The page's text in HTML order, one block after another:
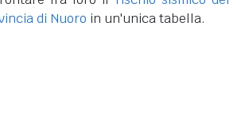
di Nuoro in un'unica tabella.